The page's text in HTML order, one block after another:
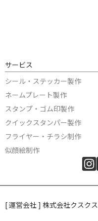
サービス
シール・ステッカー製作
ネームプレート製作
スタンプ・ゴム印製作
クイックスタンパー製作
フライヤー・チラシ制作
似顔絵制作
[ 運営会社 ] 株式会社クスクス